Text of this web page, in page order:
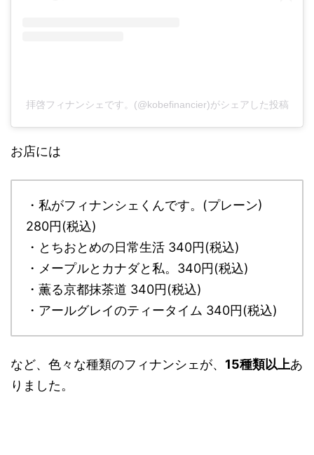
拝啓フィナンシェです。(@kobefinancier)がシェアした投稿
お店には
・私がフィナンシェくんです。(プレーン)
280円(税込)
・とちおとめの日常生活 340円(税込)
・メープルとカナダと私。340円(税込)
・薫る京都抹茶道 340円(税込)
・アールグレイのティータイム 340円(税込)
など、色々な種類のフィナンシェが、 15種類以上あ
りました。